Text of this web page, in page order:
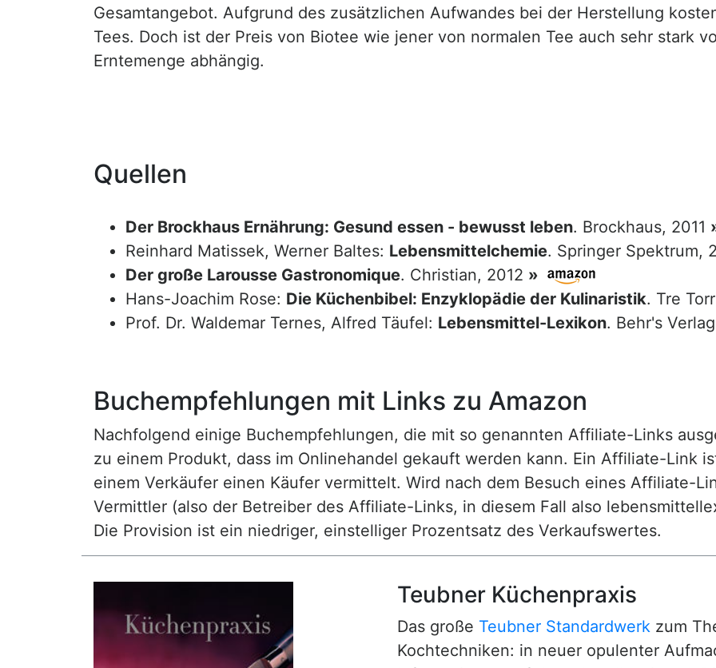
Gesamtangebot. Aufgrund des zusätzlichen Aufwandes bei der Herstellung
Tees. Doch ist der Preis von Biotee wie jener von normalen Tee auch sehr stark
Erntemenge abhängig.
Quellen
Der Brockhaus Ernährung: Gesund essen - bewusst leben. Brockhaus, 2011
Reinhard Matissek, Werner Baltes: Lebensmittelchemie. Springer Spektrum,
Der große Larousse Gastronomique. Christian, 2012 »
Hans-Joachim Rose: Die Küchenbibel: Enzyklopädie der Kulinaristik. Tre
Prof. Dr. Waldemar Ternes, Alfred Täufel: Lebensmittel-Lexikon. Behr's
Buchempfehlungen mit Links zu Amazon
Nachfolgend einige Buchempfehlungen, die mit so genannten Affiliate-Links
zu einem Produkt, dass im Onlinehandel gekauft werden kann. Ein Affiliate-Link
einem Verkäufer einen Käufer vermittelt. Wird nach dem Besuch eines Affiliate-
Vermittler (also der Betreiber des Affiliate-Links, in diesem Fall also
Die Provision ist ein niedriger, einstelliger Prozentsatz des Verkaufswertes.
Teubner Küchenpraxis
Das große Teubner Standardwerk zum
Kochtechniken: in neuer opulenter